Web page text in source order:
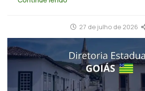
27 de julho de 2026